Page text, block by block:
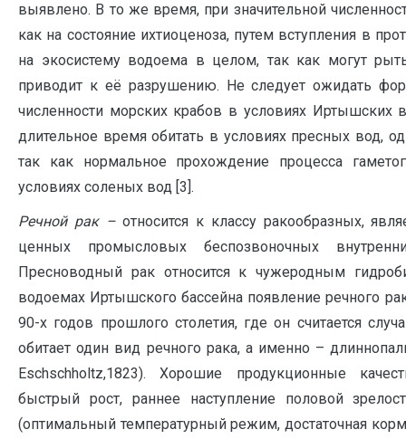
выявлено. В то же время, при значительной
как на состояние ихтиоценоза, путем вступления в
на экосистему водоема в целом, так как могут
приводит к её разрушению. Не следует ожидать
численности морских крабов в условиях Иртышских
длительное время обитать в условиях пресных вод,
так как нормальное прохождение процесса
условиях соленых вод [3].
Речной рак –относится к классу ракообразных,
ценных промысловых беспозвоночных
Пресноводный рак относится к чужеродным
водоемах Иртышского бассейна появление речного
90-х годов прошлого столетия, где он считается
обитает один вид речного рака, а именно –
Eschschholtz,1823). Хорошие продукционные
быстрый рост, раннее наступление половой
(оптимальный температурный режим, достаточная